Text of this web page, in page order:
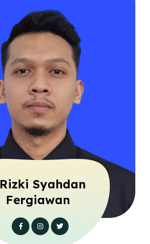
Rizki Syahdan
Fergiawan